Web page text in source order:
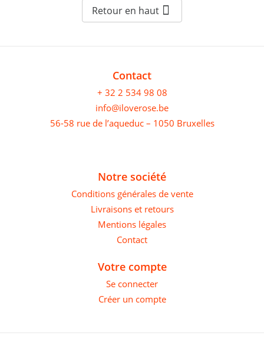
Retour en haut 
Contact
+ 32 2 534 98 08
info@iloverose.be
56-58 rue de l’aqueduc – 1050 Bruxelles
Notre société
Conditions générales de vente
Livraisons et retours
Mentions légales
Contact
Votre compte
Se connecter
Créer un compte